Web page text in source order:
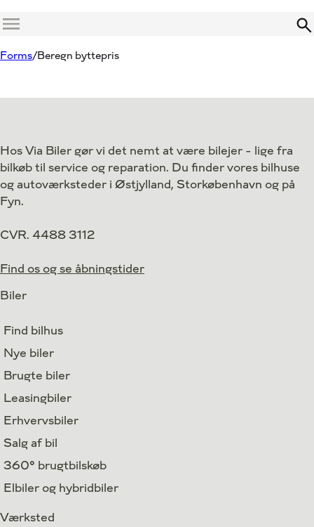
Menu
Forms Beregn byttepris
Hos Via Biler gør vi det nemt at være bilejer - lige fra
bilkøb til service og reparation. Du finder vores bilhuse
og autoværksteder i Østjylland, Storkøbenhavn og på
Fyn.
CVR. 4488 3112
Find os og se åbningstider
Biler
Find bilhus
Nye biler
Brugte biler
Leasingbiler
Erhvervsbiler
Salg af bil
360° brugtbilskøb
Elbiler og hybridbiler
Værksted